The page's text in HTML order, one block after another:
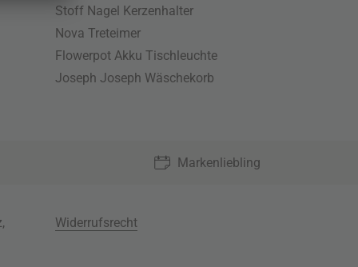
Stoff Nagel Kerzenhalter
Nova Treteimer
Flowerpot Akku Tischleuchte
Joseph Joseph Wäschekorb
Markenliebling
,
Widerrufsrecht